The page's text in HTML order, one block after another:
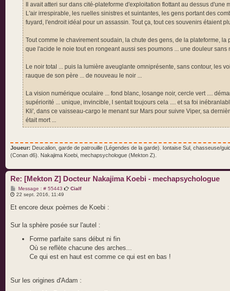
Il avait atteri sur dans cité-plateforme d'exploitation flottant au dessus d'une
L'air irrespirable, les ruelles sinistres et suintantes, les gens portant des
fuyard, l'endroit idéal pour un assassin. Tout ça, tout ces souvenirs étaient
Tout comme le chavirement soudain, la chute des gens, de la plateforme,
que l'acide le noie tout en rongeant aussi ses poumons ... une douleur sans
Le noir total ... puis la lumière aveuglante omniprésente, sans contour, les
rauque de son père ... de nouveau le noir ...
La vision numérique oculaire ... fond blanc, losange noir, cercle vert ....
supériorité ... unique, invincible, l sentait toujours cela .... et sa foi
Kli', dans ce vaisseau-cargo le menant sur Mars pour suivre Viper, sa
était mort ...
Joueur: Deucalion, garde de patrouille (Légendes de la garde). Iontaise Sul, chasseuse/
(Conan d6). Nakajima Koebi, mechapsychologue (Mekton Z).
Re: [Mekton Z] Docteur Nakajima Koebi - mechapsychologue
Message : # 55443M
e
s
e
Cialf
22 sept. 2016, 11:49
Et encore deux poèmes de Koebi :
Sur la sphère posée sur l'autel :
Forme parfaite sans début ni fin
Où se reflète chacune des arches...
Ce qui est en haut est comme ce qui est en bas !
Sur les origines d'Adam :